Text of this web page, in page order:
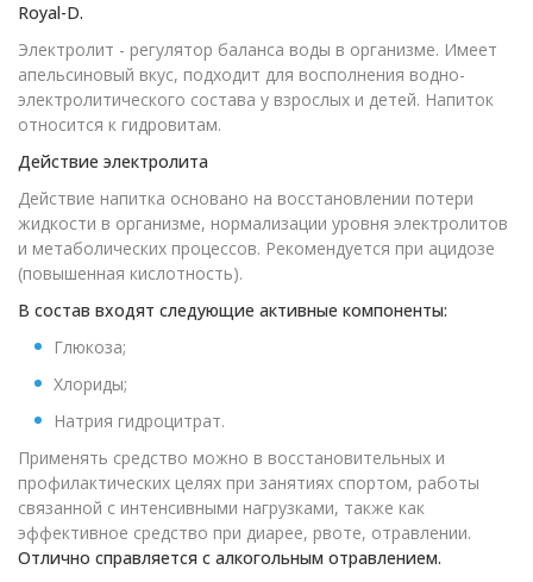
Royal-D.
Электролит - регулятор баланса воды в организме. Имеет
апельсиновый вкус, подходит для восполнения водно-
электролитического состава у взрослых и детей. Напиток
относится к гидровитам.
Действие электролита
Действие напитка основано на восстановлении потери
жидкости в организме, нормализации уровня электролитов
и метаболических процессов. Рекомендуется при ацидозе
(повышенная кислотность).
В состав входят следующие активные компоненты:
Глюкоза;
Хлориды;
Натрия гидроцитрат.
Применять средство можно в восстановительных и
профилактических целях при занятиях спортом, работы
связанной с интенсивными нагрузками, также как
эффективное средство при диарее, рвоте, отравлении.
Отлично справляется с алкогольным отравлением.